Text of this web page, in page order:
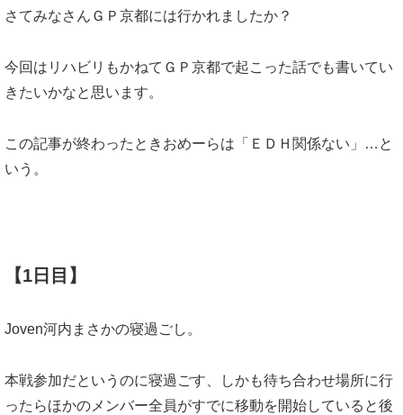
さてみなさんＧＰ京都には行かれましたか？
今回はリハビリもかねてＧＰ京都で起こった話でも書いてい
きたいかなと思います。
この記事が終わったときおめーらは「ＥＤＨ関係ない」…と
いう。
【1日目】
Joven河内まさかの寝過ごし。
本戦参加だというのに寝過ごす、しかも待ち合わせ場所に行
ったらほかのメンバー全員がすでに移動を開始していると後